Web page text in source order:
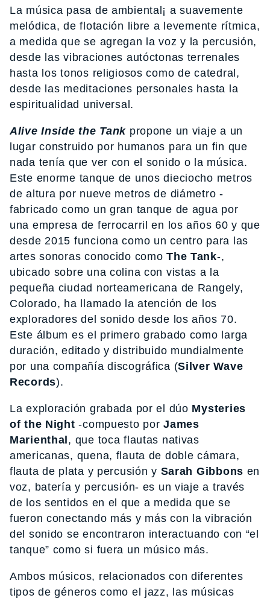
La música pasa de ambiental¡ a suavemente
melódica, de flotación libre a levemente rítmica,
a medida que se agregan la voz y la percusión,
desde las vibraciones autóctonas terrenales
hasta los tonos religiosos como de catedral,
desde las meditaciones personales hasta la
espiritualidad universal.
Alive Inside the Tank propone un viaje a un
lugar construido por humanos para un fin que
nada tenía que ver con el sonido o la música.
Este enorme tanque de unos dieciocho metros
de altura por nueve metros de diámetro -
fabricado como un gran tanque de agua por
una empresa de ferrocarril en los años 60 y que
desde 2015 funciona como un centro para las
artes sonoras conocido comoThe Tank-,
ubicado sobre una colina con vistas a la
pequeña ciudad norteamericana de Rangely,
Colorado, ha llamado la atención de los
exploradores del sonido desde los años 70.
Este álbum es el primero grabado como larga
duración, editado y distribuido mundialmente
por una compañía discográfica (Silver Wave
Records).
La exploración grabada por el dúo Mysteries
of the Night -compuesto porJames
Marienthal, que toca flautas nativas
americanas, quena, flauta de doble cámara,
flauta de plata y percusión y Sarah Gibbons en
voz, batería y percusión- es un viaje a través
de los sentidos en el que a medida que se
fueron conectando más y más con la vibración
del sonido se encontraron interactuando con “el
tanque” como si fuera un músico más.
Ambos músicos, relacionados con diferentes
tipos de géneros como el jazz, las músicas